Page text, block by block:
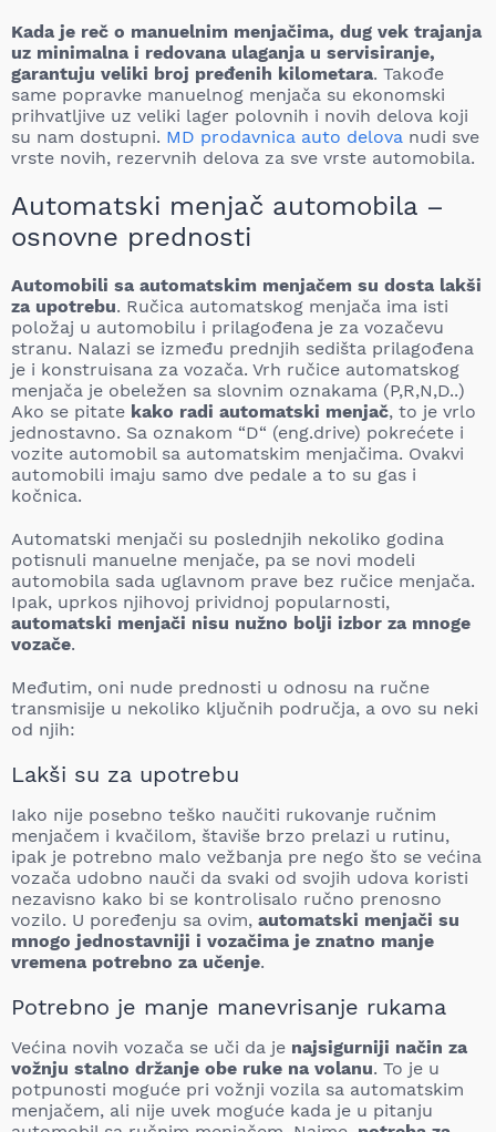
Kada je reč o manuelnim menjačima, dug vek trajanja
uz minimalna i redovana ulaganja u servisiranje,
garantuju veliki broj pređenih kilometara. Takođe
same popravke manuelnog menjača su ekonomski
prihvatljive uz veliki lager polovnih i novih delova koji
su nam dostupni. MD prodavnica auto delova nudi sve
vrste novih, rezervnih delova za sve vrste automobila.
Automatski menjač automobila –
osnovne prednosti
Automobili sa automatskim menjačem su dosta lakši
za upotrebu. Ručica automatskog menjača ima isti
položaj u automobilu i prilagođena je za vozačevu
stranu. Nalazi se između prednjih sedišta prilagođena
je i konstruisana za vozača. Vrh ručice automatskog
menjača je obeležen sa slovnim oznakama (P,R,N,D..)
Ako se pitate kako radi automatski menjač, to je vrlo
jednostavno. Sa oznakom “D“ (eng.drive) pokrećete i
vozite automobil sa automatskim menjačima. Ovakvi
automobili imaju samo dve pedale a to su gas i
kočnica.
Automatski menjači su poslednjih nekoliko godina
potisnuli manuelne menjače, pa se novi modeli
automobila sada uglavnom prave bez ručice menjača.
Ipak, uprkos njihovoj prividnoj popularnosti,
automatski menjači nisu nužno bolji izbor za mnoge
vozače.
Međutim, oni nude prednosti u odnosu na ručne
transmisije u nekoliko ključnih područja, a ovo su neki
od njih:
Lakši su za upotrebu
Iako nije posebno teško naučiti rukovanje ručnim
menjačem i kvačilom, štaviše brzo prelazi u rutinu,
ipak je potrebno malo vežbanja pre nego što se većina
vozača udobno nauči da svaki od svojih udova koristi
nezavisno kako bi se kontrolisalo ručno prenosno
vozilo. U poređenju sa ovim, automatski menjači su
mnogo jednostavniji i vozačima je znatno manje
vremena potrebno za učenje.
Potrebno je manje manevrisanje rukama
Većina novih vozača se uči da je najsigurniji način za
vožnju stalno držanje obe ruke na volanu. To je u
potpunosti moguće pri vožnji vozila sa automatskim
menjačem, ali nije uvek moguće kada je u pitanju